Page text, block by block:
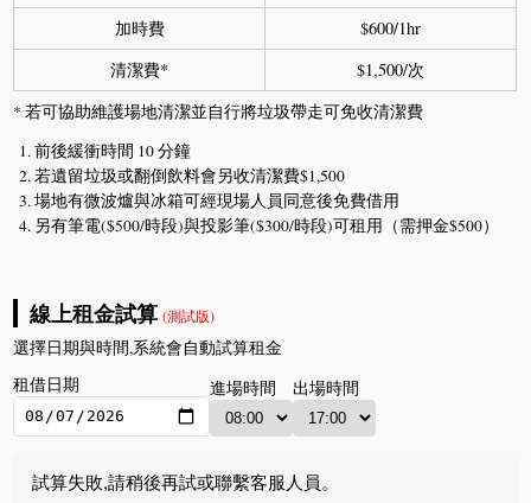
加時費
$600/1hr
清潔費*
$1,500/次
* 若可協助維護場地清潔並自行將垃圾帶走可免收清潔費
前後緩衝時間 10 分鐘
若遺留垃圾或翻倒飲料會另收清潔費$1,500
場地有微波爐與冰箱可經現場人員同意後免費借用
另有筆電($500/時段)與投影筆($300/時段)可租用（需押金$500）
線上租金試算(測試版)
選擇日期與時間,系統會自動試算租金
租借日期
進場時間 出場時間
試算失敗,請稍後再試或聯繫客服人員。